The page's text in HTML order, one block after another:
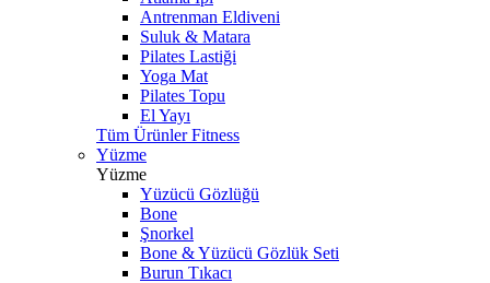
Antrenman Eldiveni
Suluk & Matara
Pilates Lastiği
Yoga Mat
Pilates Topu
El Yayı
Tüm Ürünler Fitness
Yüzme
Yüzme
Yüzücü Gözlüğü
Bone
Şnorkel
Bone & Yüzücü Gözlük Seti
Burun Tıkacı